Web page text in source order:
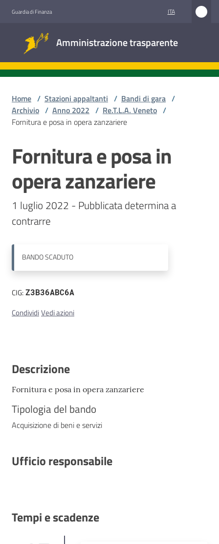
Guardia di Finanza ITA
Amministrazione trasparente
trasparente
Stazioni
appaltanti
Contatti
Home / Stazioni appaltanti / Bandi di gara /
Archivio / Anno 2022 / Re.T.L.A. Veneto /
Fornitura e posa in opera zanzariere
Salta al contenuto
Fornitura e posa in
opera zanzariere
1 luglio 2022 - Pubblicata determina a
BANDOSCADUTO
CIG:Z3B36ABC6A
CondividiVedi azioni
Descrizione
Fornitura e posa in opera zanzariere
Tipologia del bando
Acquisizione di beni e servizi
Ufficio responsabile
Tempi e scadenze